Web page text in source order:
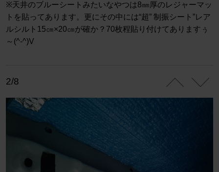
※天井のブルーシートみたいなやつは8㎜厚のレジャーマッ
トを貼ってあります。更にその中には“超” 制振シート”レア
ルシルト15㎝×20㎝が確か？70枚程貼り付けてありますぅ
～(^-^)V
2/8